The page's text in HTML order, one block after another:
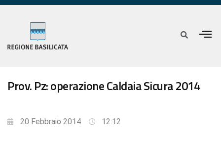
Prov. Pz: operazione Caldaia Sicura 2014
20 Febbraio 2014 12:12